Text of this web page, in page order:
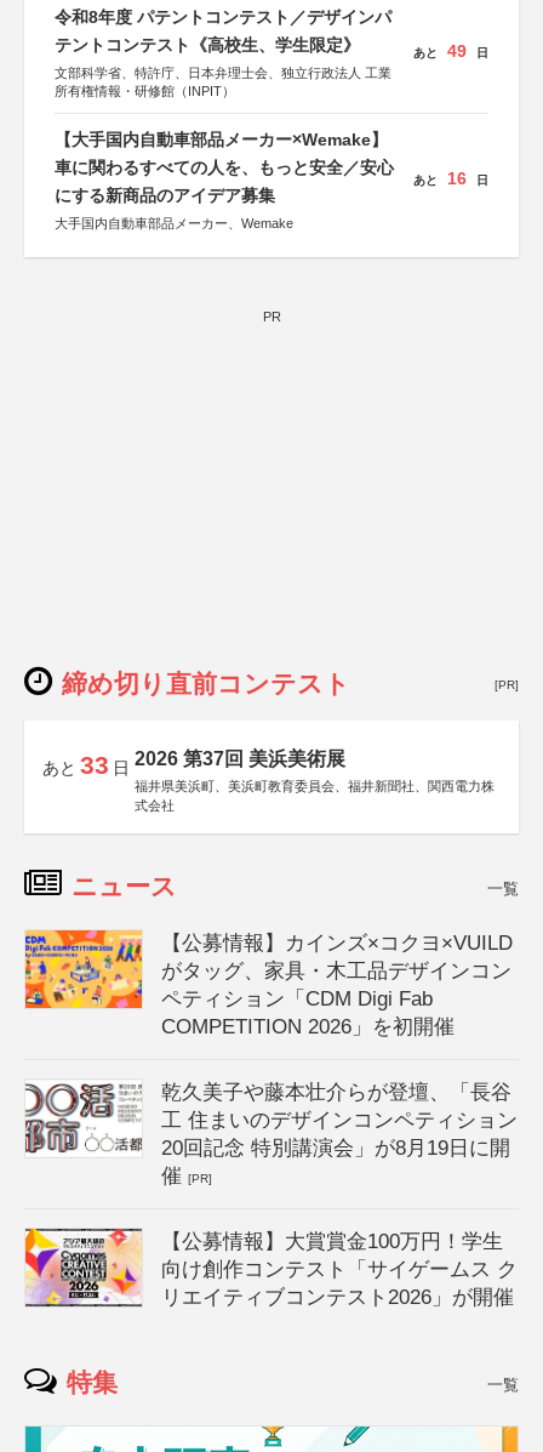
令和8年度 パテントコンテスト／デザインパ
テントコンテスト《高校生、学生限定》
文部科学省、特許庁、日本弁理士会、独立行政法人 工業
所有権情報・研修館（INPIT）
あと 49 日
【大手国内自動車部品メーカー×Wemake】
車に関わるすべての人を、もっと安全／安心
にする新商品のアイデア募集
大手国内自動車部品メーカー、Wemake
あと 16 日
PR
締め切り直前コンテスト [PR]
あと 33 日 2026 第37回 美浜美術展
福井県美浜町、美浜町教育委員会、福井新聞社、関西電力株
式会社
ニュース 一覧
【公募情報】カインズ×コクヨ×VUILD
がタッグ、家具・木工品デザインコン
ペティション「CDM Digi Fab
COMPETITION 2026」を初開催
乾久美子や藤本壮介らが登壇、「長谷
工 住まいのデザインコンペティション
20回記念 特別講演会」が8月19日に開
催[PR]
【公募情報】大賞賞金100万円！学生
向け創作コンテスト「サイゲームス ク
リエイティブコンテスト2026」が開催
特集 一覧